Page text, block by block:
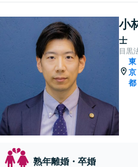
小
士
目黒
東
京
都
熟年離婚・卒婚